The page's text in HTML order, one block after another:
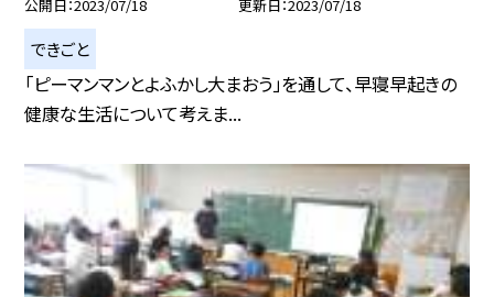
公開日 2023/07/18 更新日 2023/07/18
できごと
「ピーマンマンとよふかし大まおう」を通して、早寝早起きの
健康な生活について考えま...